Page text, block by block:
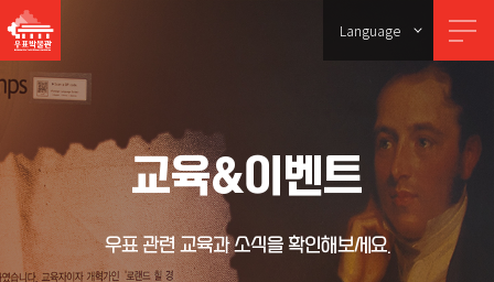
Language
교육&이벤트
우표 관련 교육과 소식을 확인해보세요.